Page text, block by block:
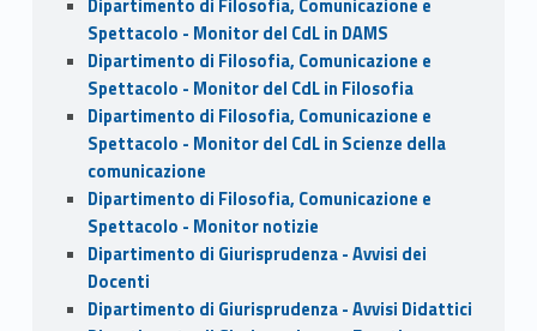
Dipartimento di Filosofia, Comunicazione e
Spettacolo - Monitor del CdL in DAMS
Dipartimento di Filosofia, Comunicazione e
Spettacolo - Monitor del CdL in Filosofia
Dipartimento di Filosofia, Comunicazione e
Spettacolo - Monitor del CdL in Scienze della
comunicazione
Dipartimento di Filosofia, Comunicazione e
Spettacolo - Monitor notizie
Dipartimento di Giurisprudenza - Avvisi dei
Docenti
Dipartimento di Giurisprudenza - Avvisi Didattici